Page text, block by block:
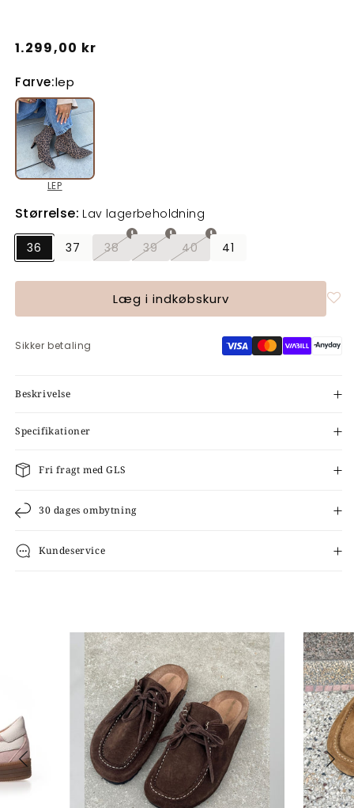
Normalpris
1.299,00 kr
Farve:lep
LEP
Størrelse: Lav lagerbeholdning
36 37 38
Varianten
udsolgt
eller
utilgængelig
39
Varianten
udsolgt
eller
utilgængelig
40
Varianten
udsolgt
eller
utilgængelig
41
Læg i indkøbskurv
Sikker betaling
Beskrivelse
Specifikationer
Fri fragt med GLS
30 dages ombytning
Kundeservice